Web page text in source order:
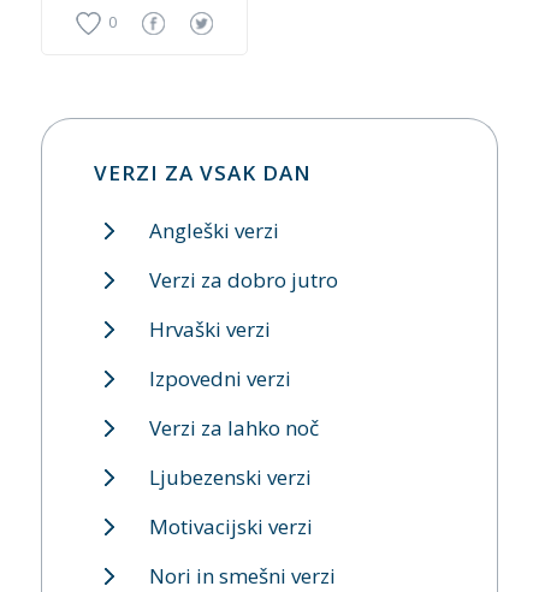
0
VERZI ZA VSAK DAN
Angleški verzi
Verzi za dobro jutro
Hrvaški verzi
Izpovedni verzi
Verzi za lahko noč
Ljubezenski verzi
Motivacijski verzi
Nori in smešni verzi